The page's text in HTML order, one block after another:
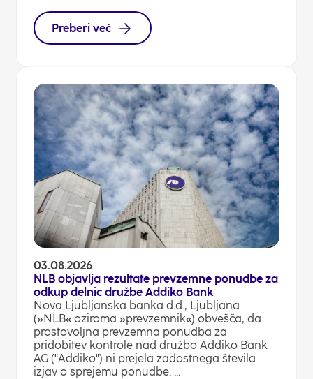
Preberi več
03.08.2026
NLB objavlja rezultate prevzemne ponudbe za
odkup delnic družbe Addiko Bank
Nova Ljubljanska banka d.d., Ljubljana
(»NLB« oziroma »prevzemnik«) obvešča, da
prostovoljna prevzemna ponudba za
pridobitev kontrole nad družbo Addiko Bank
AG ("Addiko") ni prejela zadostnega števila
izjav o sprejemu ponudbe. ...